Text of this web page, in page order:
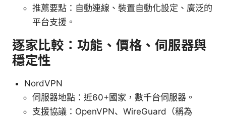
推薦要點：自動連線、裝置自動化設定、廣泛的
平台支援。
逐家比較：功能、價格、伺服器與
穩定性
NordVPN
伺服器地點：近60+國家，數千台伺服器。
支援協議：OpenVPN、WireGuard（稱為